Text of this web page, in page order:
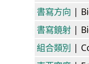
書寫方向 |
書寫鏡射 |
組合類別 |